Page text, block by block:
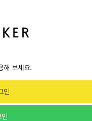
해 보세요.
인